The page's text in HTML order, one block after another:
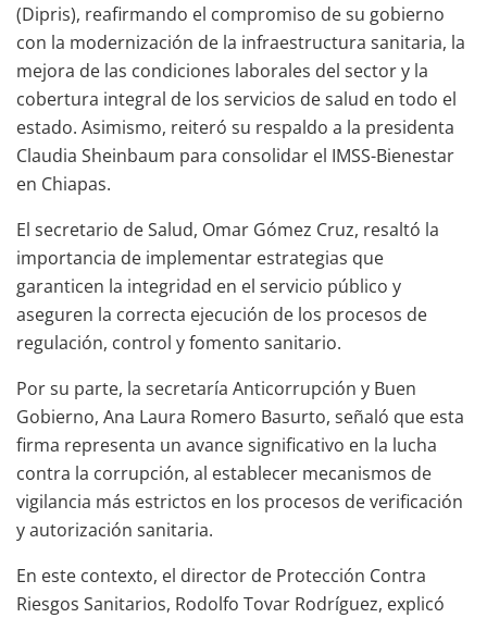
(Dipris), reafirmando el compromiso de su gobierno
con la modernización de la infraestructura sanitaria, la
mejora de las condiciones laborales del sector y la
cobertura integral de los servicios de salud en todo el
estado. Asimismo, reiteró su respaldo a la presidenta
Claudia Sheinbaum para consolidar el IMSS-Bienestar
en Chiapas.
El secretario de Salud, Omar Gómez Cruz, resaltó la
importancia de implementar estrategias que
garanticen la integridad en el servicio público y
aseguren la correcta ejecución de los procesos de
regulación, control y fomento sanitario.
Por su parte, la secretaría Anticorrupción y Buen
Gobierno, Ana Laura Romero Basurto, señaló que esta
firma representa un avance significativo en la lucha
contra la corrupción, al establecer mecanismos de
vigilancia más estrictos en los procesos de verificación
y autorización sanitaria.
En este contexto, el director de Protección Contra
Riesgos Sanitarios, Rodolfo Tovar Rodríguez, explicó